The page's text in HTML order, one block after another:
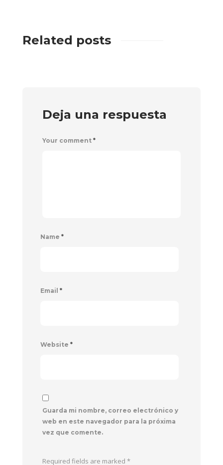
Related posts
Deja una respuesta
Your comment *
Name *
Email *
Website *
Guarda mi nombre, correo electrónico y
web en este navegador para la próxima
vez que comente.
Required fields are marked *